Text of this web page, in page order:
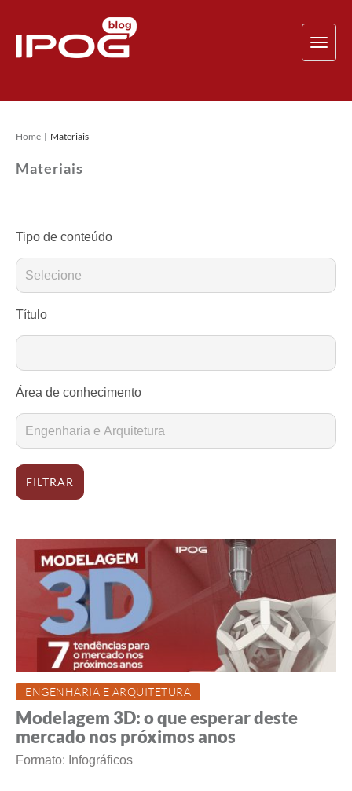
Home Materiais
Materiais
Tipo de conteúdo
Título
Área de conhecimento
FILTRAR
ENGENHARIA E ARQUITETURA
Modelagem 3D: o que esperar deste
mercado nos próximos anos
Formato: Infográficos